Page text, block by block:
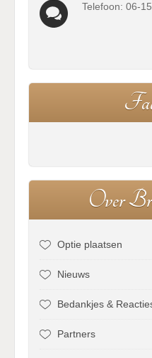
Telefoon: 06-
Fa
OverBr
Optie plaatsen
Nieuws
Bedankjes &
Partners